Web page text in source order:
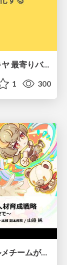
名古屋の市バスGTFS-JPデータ×スガキヤ 最寄りバス停検索をAmazon ElastiCache Serverless for Valkeyで最適化する
1 300
【CEDEC2026】専門性の高いデフォルメチームが挑んだ人材育成戦略 〜Cygames Academiaの企画から実施まで〜